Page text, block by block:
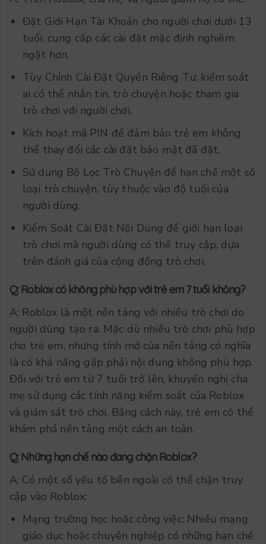
Đặt Giới Hạn Tài Khoản cho người chơi dưới 13
tuổi, cung cấp các cài đặt mặc định nghiêm
ngặt hơn.
Tùy Chỉnh Cài Đặt Quyền Riêng Tư, kiểm soát
ai có thể nhắn tin, trò chuyện hoặc tham gia
trò chơi với người chơi.
Kích hoạt mã PIN để đảm bảo trẻ em không
thể thay đổi các cài đặt bảo mật đã đặt.
Sử dụng Bộ Lọc Trò Chuyện để hạn chế một số
loại trò chuyện, tùy thuộc vào độ tuổi của
người dùng.
Kiểm Soát Cài Đặt Nội Dung để giới hạn loại
trò chơi mà người dùng có thể truy cập, dựa
trên đánh giá của cộng đồng trò chơi.
Q: Roblox có không phù hợp với trẻ em 7 tuổi không?
A: Roblox là một nền tảng với nhiều trò chơi do
người dùng tạo ra. Mặc dù nhiều trò chơi phù hợp
cho trẻ em, nhưng tính mở của nền tảng có nghĩa
là có khả năng gặp phải nội dung không phù hợp.
Đối với trẻ em từ 7 tuổi trở lên, khuyến nghị cha
mẹ sử dụng các tính năng kiểm soát của Roblox
và giám sát trò chơi. Bằng cách này, trẻ em có thể
khám phá nền tảng một cách an toàn.
Q: Những hạn chế nào đang chặn Roblox?
A: Có một số yếu tố bên ngoài có thể chặn truy
cập vào Roblox:
Mạng trường học hoặc công việc: Nhiều mạng
giáo dục hoặc chuyên nghiệp có những hạn chế